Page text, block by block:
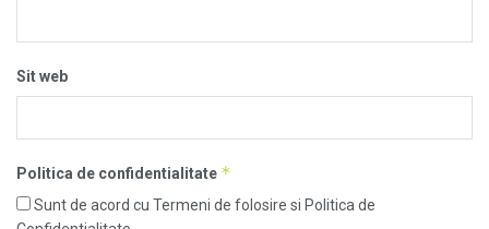
Sit web
Politica de confidentialitate *
Sunt de acord cu Termeni de folosire si Politica de